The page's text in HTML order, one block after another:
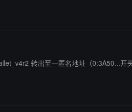
转出至一匿名地址（0:3A50...开头